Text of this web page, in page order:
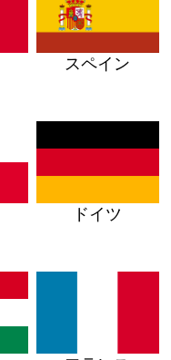
スペイン
ドイツ